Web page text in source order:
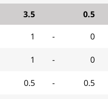
0.5
3.5
0
-
1
0
-
1
0.5
-
0.5